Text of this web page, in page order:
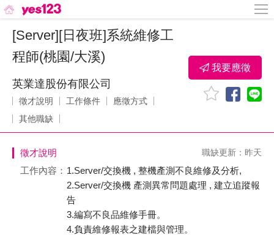
[Server][日夜班]系統維修工
程師(桃園/大溪)
英業達股份有限公司
徵才說明 工作條件
應徵方式
其他職缺
我要應徵
徵才說明 職缺更新：昨天
工作內容： 1.Server/交換機 , 整機產測不良維修及分析,
2.Server/交換機 產測異常問題處理 , 建立追蹤報
告
3.編寫不良品維修手冊。
4.負責維修報表之建檔與管理。